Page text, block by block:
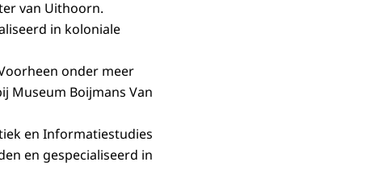
van Uithoorn.
in koloniale
onder meer
Museum Boijmans Van
en Informatiestudies
en gespecialiseerd in